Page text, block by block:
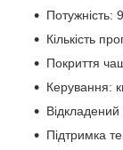
Потужність:
Кількість
Покриття
Керування:
Відкладений
Підтримка